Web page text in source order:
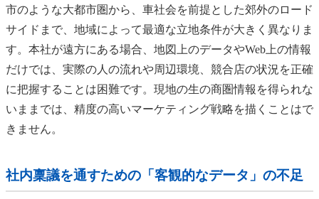
市のような大都市圏から、車社会を前提とした郊外のロード
サイドまで、地域によって最適な立地条件が大きく異なりま
す。本社が遠方にある場合、地図上のデータやWeb上の情報
だけでは、実際の人の流れや周辺環境、競合店の状況を正確
に把握することは困難です。現地の生の商圏情報を得られな
いままでは、精度の高いマーケティング戦略を描くことはで
きません。
社内稟議を通すための「客観的なデータ」の不足